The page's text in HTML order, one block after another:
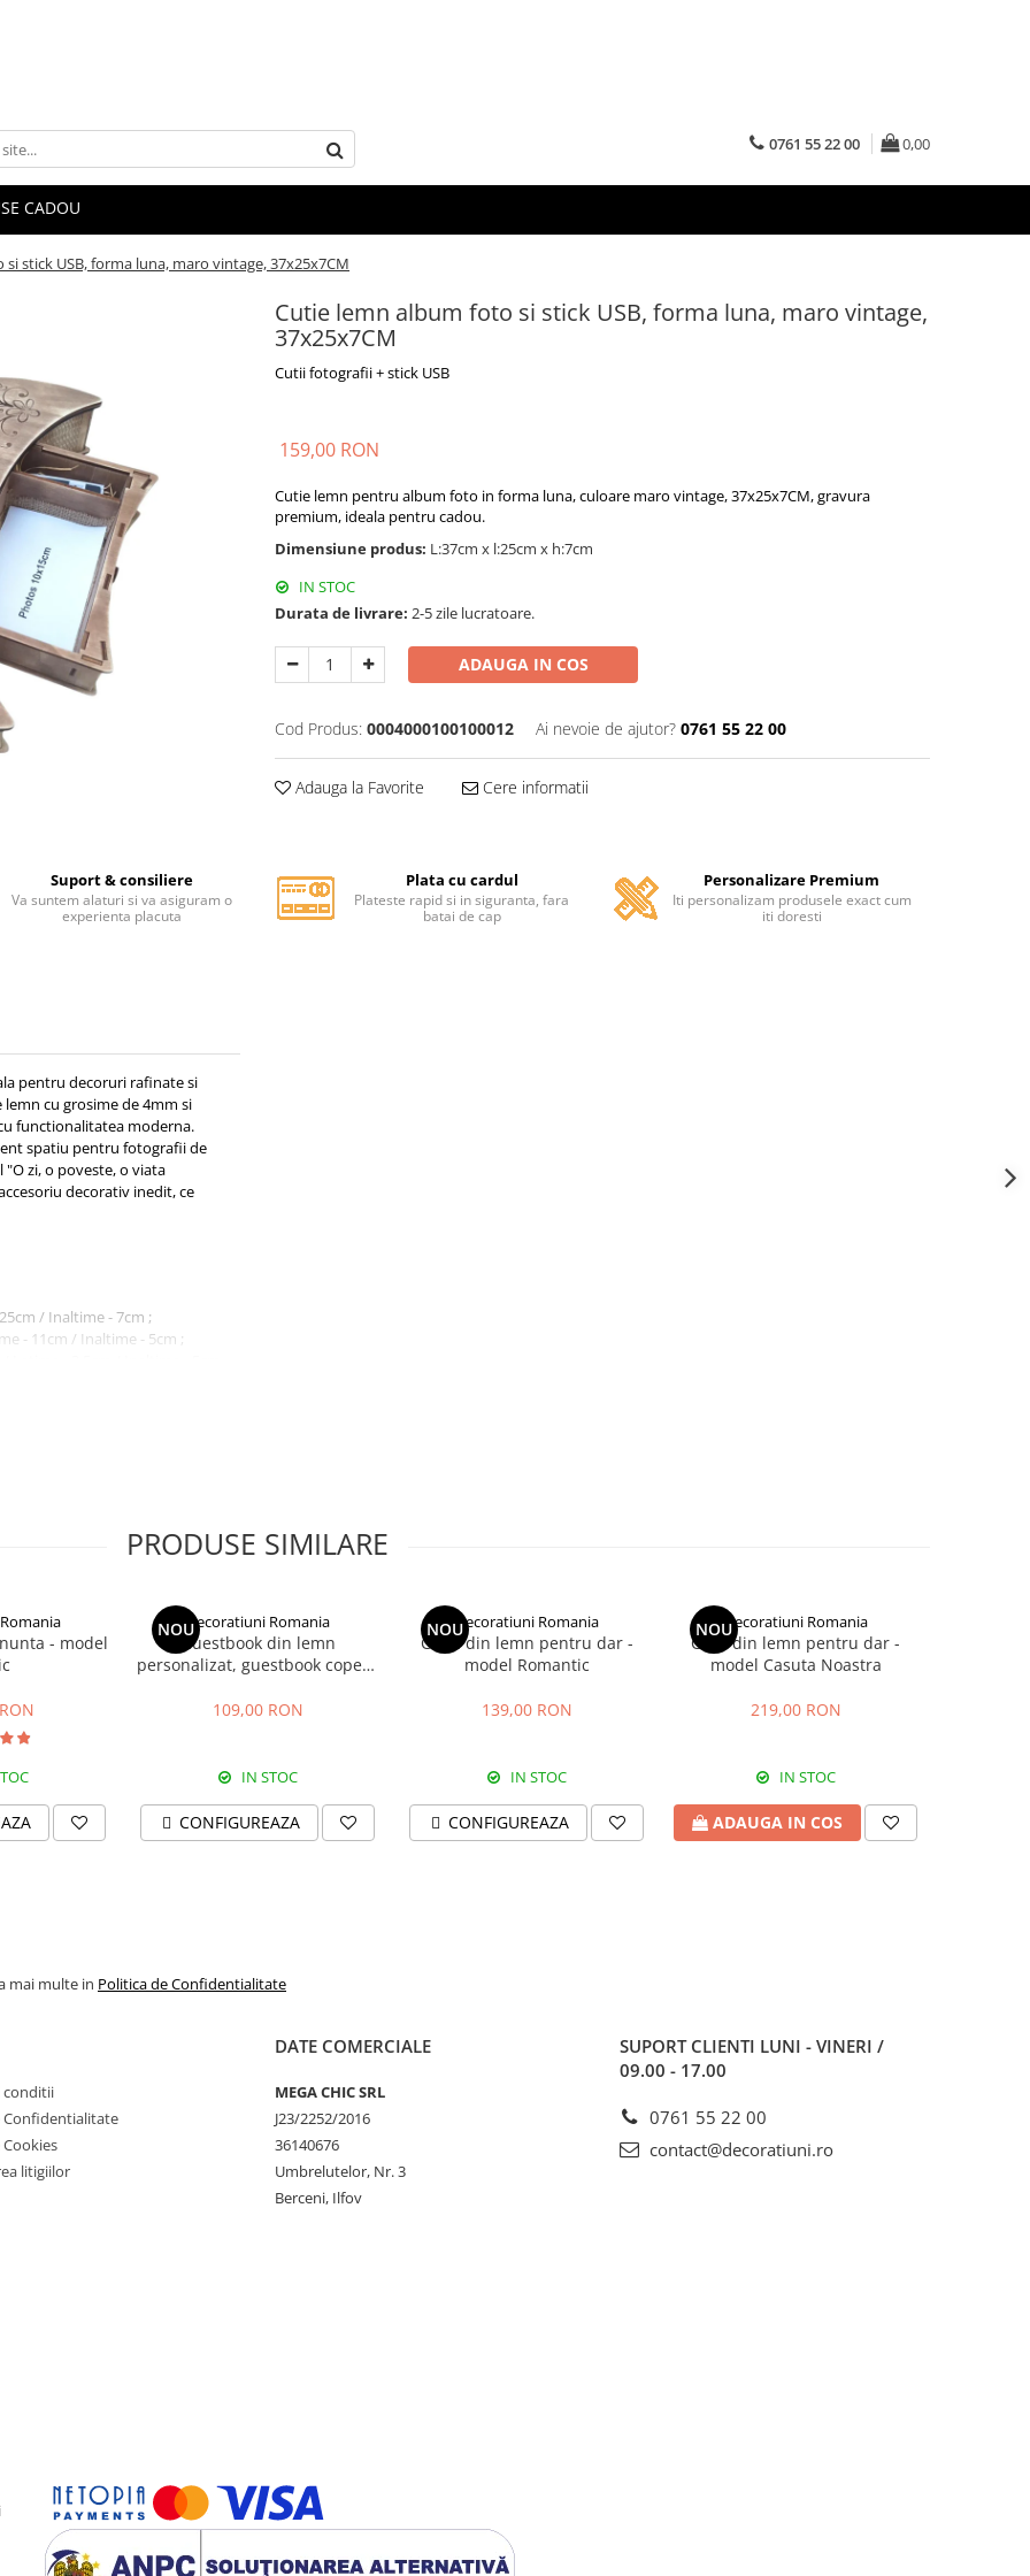
0761 55 22 00 0,00
CADOU
stick USB, forma luna, maro vintage, 37x25x7CM
Cutie lemn album foto si stick USB, forma luna, maro vintage,
37x25x7CM
Cutii fotografii + stick USB
159,00 RON
Cutie lemn pentru album foto in forma luna, culoare maro vintage, 37x25x7CM, gravura
premium, ideala pentru cadou.
Dimensiune produs: L:37cm x l:25cm x h:7cm
IN STOC
Durata de livrare: 2-5 zile lucratoare.
ADAUGA IN COS
Cod Produs: 0004000100100012 Ai nevoie de ajutor? 0761 55 22 00
Adauga la Favorite Cere informatii
Suport & consiliere
Va suntem alaturi si va asiguram o
experienta placuta
Plata cu cardul
Plateste rapid si in siguranta, fara
batai de cap
Personalizare Premium
Iti personalizam produsele exact cum
iti doresti
pentru decoruri rafinate si
cu grosime de 4mm si
functionalitatea moderna.
spatiu pentru fotografii de
"O zi, o poveste, o viata
decorativ inedit, ce
/ Inaltime - 7cm ;
- 11cm / Inaltime - 5cm ;
de apa ;
au o suprafata uniforma si
defect.
PRODUSE SIMILARE
- model
NOUDecoratiuni Romania
Guestbook din lemn
personalizat, guestbook coperti
fluturi
109,00 RON
IN STOC
CONFIGUREAZA
NOUDecoratiuni Romania
Cutie din lemn pentru dar -
model Romantic
139,00 RON
IN STOC
CONFIGUREAZA
NOUDecoratiuni Romania
Casa din lemn pentru dar -
model Casuta Noastra
219,00 RON
IN STOC
ADAUGA IN COS
mai multe in Politica de Confidentialitate
conditii
Confidentialitate
litigiilor
DATE COMERCIALE
MEGA CHIC SRL
J23/2252/2016
36140676
Umbrelutelor, Nr. 3
Berceni, Ilfov
SUPORT CLIENTI LUNI - VINERI /
09.00 - 17.00
0761 55 22 00
contact@decoratiuni.ro